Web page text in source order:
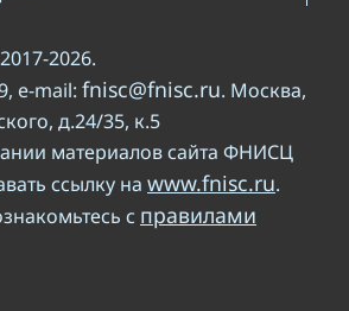
2026.
e-mail: fnisc@fnisc.ru. Москва,
д.24/35, к.5
материалов сайта ФНИСЦ
ссылку на www.fnisc.ru.
с правилами